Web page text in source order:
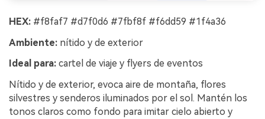
HEX: #f8faf7 #d7f0d6 #7fbf8f #f6dd59 #1f4a36
Ambiente: nítido y de exterior
Ideal para: cartel de viaje y flyers de eventos
Nítido y de exterior, evoca aire de montaña, flores
silvestres y senderos iluminados por el sol. Mantén los
tonos claros como fondo para imitar cielo abierto y